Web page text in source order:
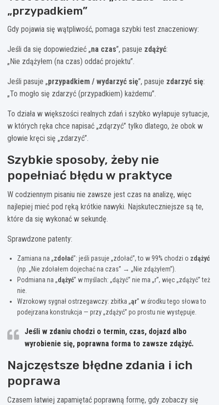
„przypadkiem”
Gdy pojawia się wątpliwość, pomaga szybki test znaczeniowy:
Jeśli da się dopowiedzieć „na czas”, pasuje zdążyć:
„Nie zdążyłem (na czas) oddać projektu”.
Jeśli pasuje „przypadkiem / wydarzyć się”, pasuje zdarzyć się:
„To mogło się zdarzyć (przypadkiem) każdemu”.
To działa w większości realnych zdań i szybko wyłapuje sytuacje,
w których ręka chce napisać „zdąrzyć” tylko dlatego, że obok w
głowie kręci się „zdarzyć”.
Szybkie sposoby, żeby nie
popełniać błędu w praktyce
W codziennym pisaniu nie zawsze jest czas na analizę, więc
najlepiej mieć pod ręką krótkie nawyki. Najskuteczniejsze są te,
które da się wykonać w sekundę.
Sprawdzone patenty:
Zamiana na „zdołać”: jeśli pasuje „zdołać”, to w 99% chodzi o zdążyć
(np. „Nie zdołałem dojechać na czas” → „Nie zdążyłem”).
Podmiana na „dążyć” w myślach: „dążyć” nie ma „r”, więc „zdążyć” też
nie.
Wzrokowy sygnał ostrzegawczy: zbitka „ąr” w środku tego słowa to
podejrzana konstrukcja — przy „zdążyć” po prostu nie występuje.
Jeśli w zdaniu chodzi o termin, czas, dojazd albo
wyrobienie się, poprawna forma to zawsze zdążyć.
Najczęstsze błędne zdania i ich
poprawa
Czasem łatwiej zapamiętać poprawną formę, gdy zobaczy się